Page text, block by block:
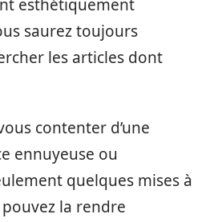
esthétiquement
saurez toujours
les articles dont
contenter d’une
ennuyeuse ou
quelques mises à
la rendre